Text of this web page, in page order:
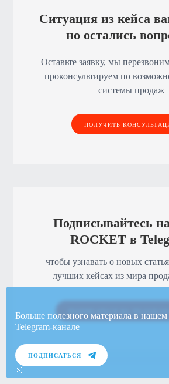
Ситуация из кейса
но остались
Оставьте заявку, мы
проконсультируем по
системы продаж
ПОЛУЧИТЬ
Подписывайтесь
ROCKET в
чтобы узнавать о новых
лучших кейсах из мира
Больше полезного материала в нашем
Telegram-канале
ПОДПИСАТЬСЯ